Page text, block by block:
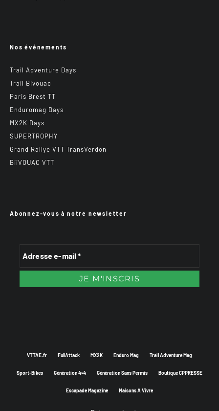
Nos événements
Trail Adventure Days
Trail Bivouac
Paris Brest TT
Enduromag Days
MX2K Days
SUPERTROPHY
Grand Rallye VTT TransVerdon
BiiVOUAC VTT
Abonnez-vous à notre newsletter
VTTAE.fr FullAttack MX2K Enduro Mag Trail Adventure Mag
Sport-Bikes Génération 4×4 Génération Sans Permis Boutique CPPRESSE
Escapade Magazine Maisons A Vivre